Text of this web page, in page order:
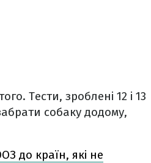
Тести, зроблені 12 і 13
собаку додому,
до країн, які не